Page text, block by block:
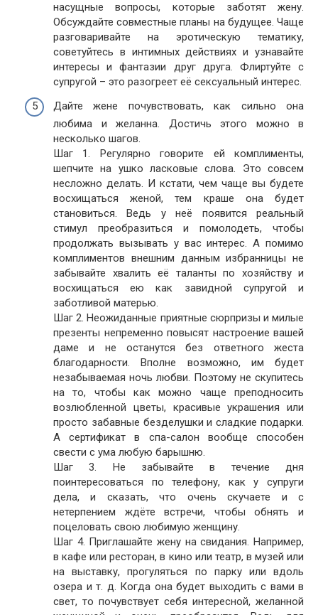
насущные вопросы, которые заботят жену.
Обсуждайте совместные планы на будущее. Чаще
разговаривайте на эротическую тематику,
советуйтесь в интимных действиях и узнавайте
интересы и фантазии друг друга. Флиртуйте с
супругой – это разогреет её сексуальный интерес.
Дайте жене почувствовать, как сильно она
любима и желанна. Достичь этого можно в
несколько шагов.
Шаг 1. Регулярно говорите ей комплименты,
шепчите на ушко ласковые слова. Это совсем
несложно делать. И кстати, чем чаще вы будете
восхищаться женой, тем краше она будет
становиться. Ведь у неё появится реальный
стимул преобразиться и помолодеть, чтобы
продолжать вызывать у вас интерес. А помимо
комплиментов внешним данным избранницы не
забывайте хвалить её таланты по хозяйству и
восхищаться ею как завидной супругой и
заботливой матерью.
Шаг 2. Неожиданные приятные сюрпризы и милые
презенты непременно повысят настроение вашей
даме и не останутся без ответного жеста
благодарности. Вполне возможно, им будет
незабываемая ночь любви. Поэтому не скупитесь
на то, чтобы как можно чаще преподносить
возлюбленной цветы, красивые украшения или
просто забавные безделушки и сладкие подарки.
А сертификат в спа-салон вообще способен
свести с ума любую барышню.
Шаг 3. Не забывайте в течение дня
поинтересоваться по телефону, как у супруги
дела, и сказать, что очень скучаете и с
нетерпением ждёте встречи, чтобы обнять и
поцеловать свою любимую женщину.
Шаг 4. Приглашайте жену на свидания. Например,
в кафе или ресторан, в кино или театр, в музей или
на выставку, прогуляться по парку или вдоль
озера и т. д. Когда она будет выходить с вами в
свет, то почувствует себя интересной, желанной